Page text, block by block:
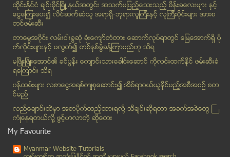
စစ္ေတြတြင္ အိမ္ငွားခမ်ား ယခင္ထက္ ဆယ္ဆနီးပါးတက္
ေရႊတိဂုံ ပုံစံတူေစတီ မိတၳီလာတြင္ တည္
တရုတ္ျပည္တြင္ အပူခ်ိန္ ဆိုးဆုိးရြားရြားလြန္ကဲ
ျမန္မာ လူကုန္ကူး ေခါင္းေဆာင္ကို ထိုင္းမွာ ဖမ္းမိ
ကိုယ္ပိုင္ကားမ်ားအား ဆိုင္ကယ္ျဖင့္ အမႈဆင္ေငြေတာင္း...
ဖ်က္လက္စတိုက္ေဟာင္းၿပိဳက်၍ ရပ္ထားသည့္ ယာဥ္ေပၚပိမိ
Samsung Galaxy Note 3 စက္တင္ဘာ ၄ ထြက္ မိတ္ဆက္မည္
ရဲတပ္သား တစ္ဦး ဆြဲႀကိဳးခ် ေသဆုံး
အေမရိကန္ျဖစ္ စစ္စစ္ဟု ဆုိေသာ စမတ္ဖုန္း Moto X
ေဆာက္လုပ္ဆဲတံတားသံျငမ္းအားတိုက္မိသျဖင့္ ယာဥ္ေမာင္း...
ထိုင္းနို္င္ငံ ခ်င္းမိုင္ျမိဳ ့နယ္အတြင္း အသက္မျပည့္ေသးသည့္ မိန္းခေလးမ်ား နွင့္
ေငြေၾကးေပး၍ လိင္ဆက္ဆံသူ အရာရွိ-ဘုရားလူၾကီးနွင့္ လူၾကီးပိုင္းမ်ား အားစ
တင္ဖမ္းဆီး
တာေမြအ၀ိုင္း လမ္းငါးခြဆံု ခံုးေက်ာ္တံတား ေဆာက္လုပ္ရာတြင္ ေျမေအာက္ရွိ ပို
က္လိုင္းမ်ားႏွင့္ မလြတ္၍ တစ္ႏွစ္ခြဲခန္႔ၾကာမည္ဟု သိရ
မၿဖိဳးၿဖိဳးေအာင္၏ ခင္ပြန္း ေက်ာင္းသားေခါင္းေဆာင္ ကိုလင္းထက္ႏိုင္ ဖမ္းဆီးခံ
ရေၾကာင္း သိရ
၀န္ထမ္းမ်ား လစာေငြအရစ္က်စုေဆာင္း၍ အိမ္ရာ၀ယ္ယူႏုိင္မည့္အစီအစဥ္ စတ
င္မည္
လည္ေခ်ာင္းထဲမွာ အစာပိုက္ထည့္ထားရလုိ႔ သီခ်င္းဆုိရတာ အခက္အခဲေတြ ႀ
ကံဳေနရတယ္လို႔ ဖြင့္ဟလာတဲ့ ဆုိေတး
My Favourite
Myanmar Website Tutorials